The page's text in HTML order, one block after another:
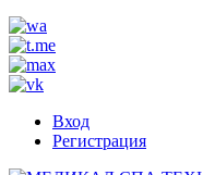
Вход
Регистрация